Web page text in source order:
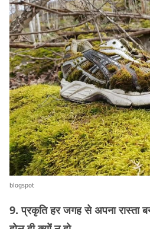
blogspot
9. प्रकृति हर जगह से अपना रास्ता